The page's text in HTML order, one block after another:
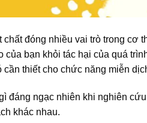
đóng nhiều vai trò trong cơ
của bạn khỏi tác hại của quá
thiết cho chức năng miễn
đáng ngạc nhiên khi nghiên
khác nhau.